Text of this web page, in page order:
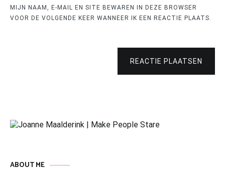
MIJN NAAM, E-MAIL EN SITE BEWAREN IN DEZE BROWSER
VOOR DE VOLGENDE KEER WANNEER IK EEN REACTIE PLAATS.
REACTIE PLAATSEN
ABOUT ME